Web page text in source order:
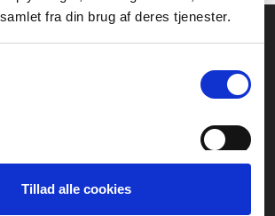
fra din brug af deres tjenester.
Tillad alle cookies
Skapa klagomål